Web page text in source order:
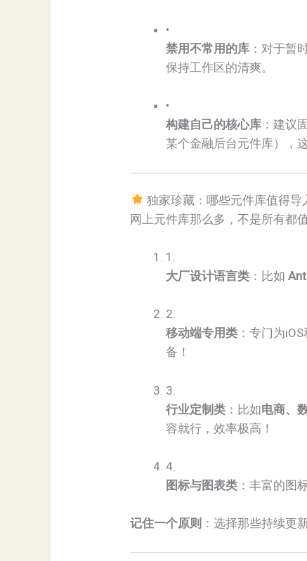
•
​禁用不常用的库​ ：对于暂
保持工作区的清爽。
•
​构建自己的核心库​ ：建议
某个金融后台元件库），
独家珍藏：哪些元件库值得导
网上元件库那么多，不是所有都
1.
​大厂设计语言类​ ​：比如 ​
2.
​移动端专用类​ ：专门为
备！
3.
​行业定制类​ ​：比如​电商、
容就行，效率极高！
4.
​图标与图表类​ ：丰富的图
​记住一个原则​ ：选择那些持续更